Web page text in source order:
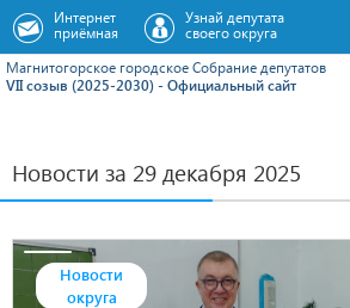
Магнитогорское городское Cобрание депутатов
VII созыв (2025-2030) - Официальный сайт
Интернет
приёмная
Узнай депутата
своего округа
Новости за 29 декабря 2025
Новости
округа